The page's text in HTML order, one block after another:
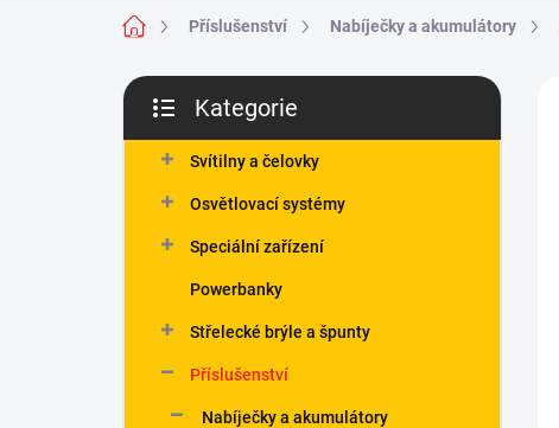
Domů Příslušenství Nabíječky a akumulátory
P
s
kategorie
Kategorie
Svítilny a čelovky
Osvětlovací systémy
Speciální zařízení
Powerbanky
Střelecké brýle a špunty
Příslušenství
Nabíječky a akumulátory